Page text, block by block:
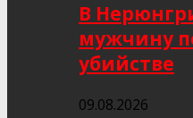
В
мужчину
убийстве
09.08.2026